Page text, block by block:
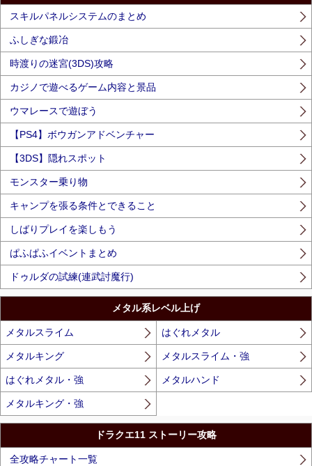
スキルパネルシステムのまとめ
ふしぎな鍛冶
時渡りの迷宮(3DS)攻略
カジノで遊べるゲーム内容と景品
ウマレースで遊ぼう
【PS4】ボウガンアドベンチャー
【3DS】隠れスポット
モンスター乗り物
キャンプを張る条件とできること
しばりプレイを楽しもう
ぱふぱふイベントまとめ
ドゥルダの試練(連武討魔行)
メタル系レベル上げ
メタルスライム はぐれメタル
メタルキング メタルスライム・強
はぐれメタル・強 メタルハンド
メタルキング・強
ドラクエ11 ストーリー攻略
全攻略チャート一覧